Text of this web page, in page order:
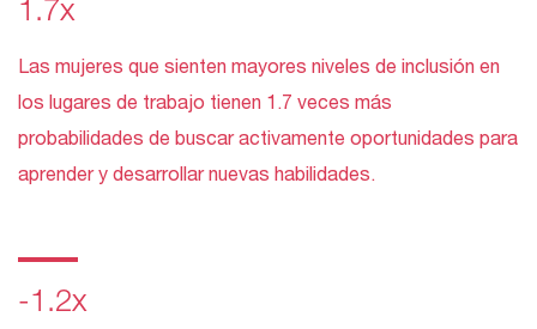
1.7x
Las mujeres que sienten mayores niveles de inclusión en
los lugares de trabajo tienen 1.7 veces más
probabilidades de buscar activamente oportunidades para
aprender y desarrollar nuevas habilidades.
-1.2x